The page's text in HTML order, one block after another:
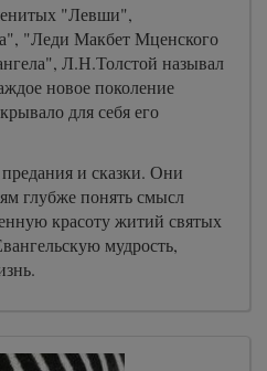
"Левши",
"Леди Макбет Мценского
Л.Н.Толстой называл
новое поколение
для себя его
и сказки. Они
глубже понять смысл
красоту житий святых
мудрость,